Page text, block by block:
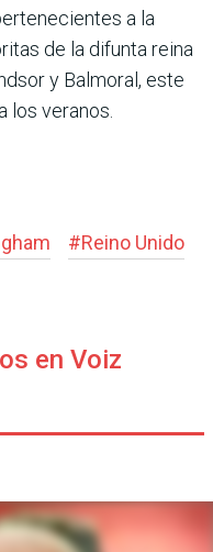
a la
de la difunta reina
y Balmoral, este
los veranos.
#Reino Unido
en Voiz